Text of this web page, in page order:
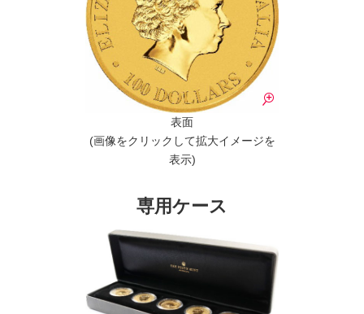
表面
(画像をクリックして拡大イメージを
表示)
専用ケース